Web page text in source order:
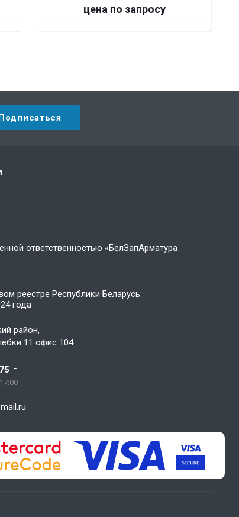
цена по запросу
ответственностью «БелЗапАрматура
реестре Республики Беларусь:
года
район,
11 офис 104